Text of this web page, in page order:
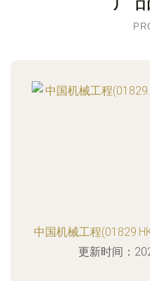
中国机械工程
更新时间：